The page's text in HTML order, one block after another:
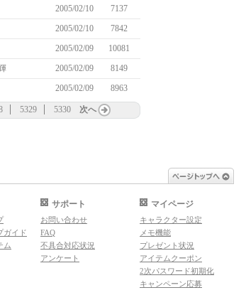
2005/02/10
7137
2005/02/10
7842
2005/02/09
10081
2005/02/09
8149
2005/02/09 8963
5329 5330 次へ
ガイド
ム
サポート
お問い合わせ
FAQ
不具合対応状況
アンケート
マイページ
キャラクター設定
メモ機能
プレゼント状況
アイテムクーポン
2次パスワード初期化
キャンペーン応募